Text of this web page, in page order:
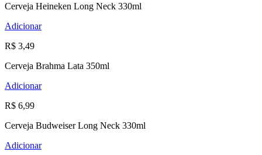
Cerveja Heineken Long Neck 330ml
Adicionar
R$ 3,49
Cerveja Brahma Lata 350ml
Adicionar
R$ 6,99
Cerveja Budweiser Long Neck 330ml
Adicionar